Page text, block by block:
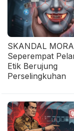
SKANDAL
Seperempat
Etik Berujung
Perselingkuhan